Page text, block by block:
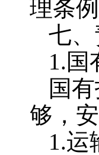
理条
七
1.国
国
够，
1.运